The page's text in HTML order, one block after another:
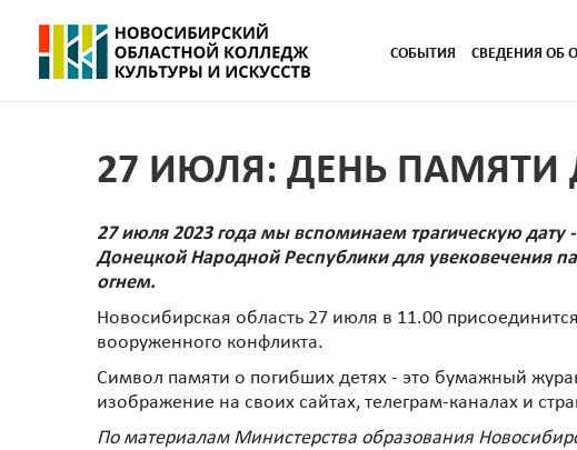
СОБЫТИЯ СВЕДЕНИЯ ОБ
27 ИЮЛЯ: ДЕНЬ ПАМЯТИ
27 июля 2023 года мы вспоминаем трагическую
Донецкой Народной Республики для увековечения
огнем.
Новосибирская область 27 июля в 11.00
вооруженного конфликта.
Символ памяти о погибших детях - это бумажный
изображение на своих сайтах, телеграм-каналах и
По материалам Министерства образования